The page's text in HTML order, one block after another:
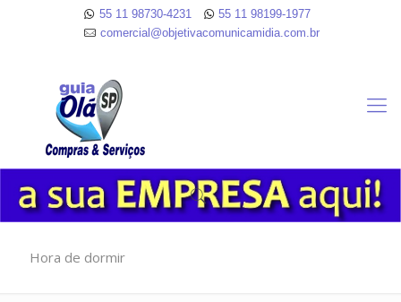
55 11 98730-4231
55 11 98199-1977
comercial@objetivacomunicamidia.com.br
Hora de dormir